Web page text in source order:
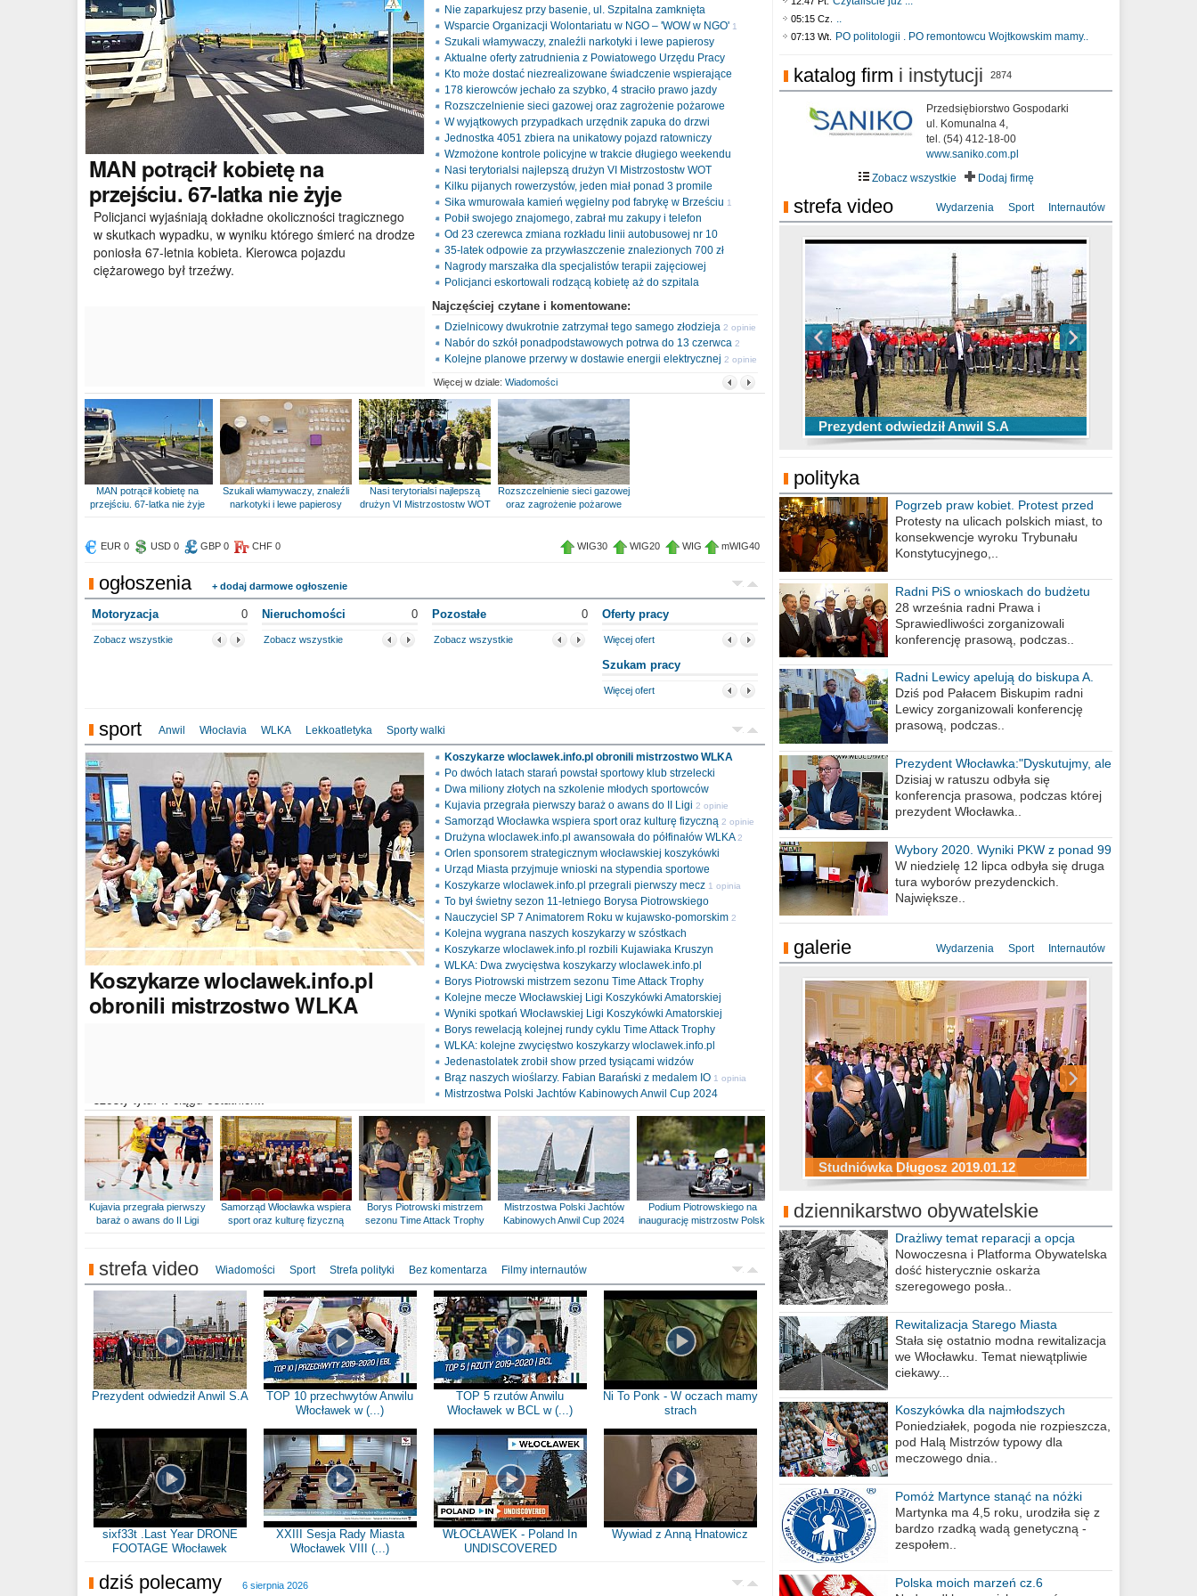
MAN potrącił kobietę na
przejściu. 67-latka nie żyje
Policjanci wyjaśniają dokładne okoliczności tragicznego
w skutkach wypadku, w wyniku którego śmierć na drodze
poniosła 67-letnia kobieta. Kierowca pojazdu
ciężarowego był trzeźwy.
Nie zaparkujesz przy basenie, ul. Szpitalna zamknięta
Wsparcie Organizacji Wolontariatu w NGO – 'WOW w NGO' 1
opinia
Szukali włamywaczy, znaleźli narkotyki i lewe papierosy
Aktualne oferty zatrudnienia z Powiatowego Urzędu Pracy
Kto może dostać niezrealizowane świadczenie wspierające
178 kierowców jechało za szybko, 4 straciło prawo jazdy
Rozszczelnienie sieci gazowej oraz zagrożenie pożarowe
W wyjątkowych przypadkach urzędnik zapuka do drzwi
Jednostka 4051 zbiera na unikatowy pojazd ratowniczy
Wzmożone kontrole policyjne w trakcie długiego weekendu
Nasi terytorialsi najlepszą drużyn VI Mistrzostostw WOT
Kilku pijanych rowerzystów, jeden miał ponad 3 promile
Sika wmurowała kamień węgielny pod fabrykę w Brześciu 1
opinia
Pobił swojego znajomego, zabrał mu zakupy i telefon
Od 23 czerewca zmiana rozkładu linii autobusowej nr 10
35-latek odpowie za przywłaszczenie znalezionych 700 zł
Nagrody marszałka dla specjalistów terapii zajęciowej
Policjanci eskortowali rodzącą kobietę aż do szpitala
Najczęściej czytane i komentowane:
Dzielnicowy dwukrotnie zatrzymał tego samego złodzieja 2 opinie
Nabór do szkół ponadpodstawowych potrwa do 13 czerwca 2
opinie
Kolejne planowe przerwy w dostawie energii elektrycznej 2 opinie
Więcej w dziale: Wiadomości
MAN potrącił kobietę na
przejściu. 67-latka nie żyje
Szukali włamywaczy, znaleźli
narkotyki i lewe papierosy
Nasi terytorialsi najlepszą
drużyn VI Mistrzostostw WOT
Rozszczelnienie sieci gazowej
oraz zagrożenie pożarowe
EUR 0 USD 0 GBP 0 CHF 0 WIG30 WIG20 WIG mWIG40
ogłoszenia + dodaj darmowe ogłoszenie
Motoryzacja 0
Zobacz wszystkie
Nieruchomości 0
Zobacz wszystkie
Pozostałe 0
Zobacz wszystkie
Oferty pracy
Więcej ofert
Szukam pracy
Więcej ofert
sport Anwil Włocłavia WLKA Lekkoatletyka Sporty walki
Koszykarzewloclawek.info.pl
obronili mistrzostwo WLKA
Koszykarze wloclawek.info.pl obronili mistrzostwo WLKA
Po dwóch latach starań powstał sportowy klub strzelecki
Dwa miliony złotych na szkolenie młodych sportowców
Kujavia przegrała pierwszy baraż o awans do II Ligi 2 opinie
Samorząd Włocławka wspiera sport oraz kulturę fizyczną 2 opinie
Drużyna wloclawek.info.pl awansowała do półfinałów WLKA 2
opinie
Orlen sponsorem strategicznym włocławskiej koszykówki
Urząd Miasta przyjmuje wnioski na stypendia sportowe
Koszykarze wloclawek.info.pl przegrali pierwszy mecz 1 opinia
To był świetny sezon 11-letniego Borysa Piotrowskiego
Nauczyciel SP 7 Animatorem Roku w kujawsko-pomorskim 2
opinie
Kolejna wygrana naszych koszykarzy w szóstkach
Koszykarze wloclawek.info.pl rozbili Kujawiaka Kruszyn
WLKA: Dwa zwycięstwa koszykarzy wloclawek.info.pl
Borys Piotrowski mistrzem sezonu Time Attack Trophy
Kolejne mecze Włocławskiej Ligi Koszykówki Amatorskiej
Wyniki spotkań Włocławskiej Ligi Koszykówki Amatorskiej
Borys rewelacją kolejnej rundy cyklu Time Attack Trophy
WLKA: kolejne zwycięstwo koszykarzy wloclawek.info.pl
Jedenastolatek zrobił show przed tysiącami widzów
Brąz naszych wioślarzy. Fabian Barański z medalem IO 1 opinia
Mistrzostwa Polski Jachtów Kabinowych Anwil Cup 2024
Kujavia przegrała pierwszy
baraż o awans do II Ligi
Samorząd Włocławka wspiera
sport oraz kulturę fizyczną
Borys Piotrowski mistrzem
sezonu Time Attack Trophy
Mistrzostwa Polski Jachtów
Kabinowych Anwil Cup 2024
Podium Piotrowskiego na
inaugurację mistrzostw Polski
strefa video Wiadomości Sport Strefa polityki Bez komentarza Filmy internautów
Prezydent odwiedził Anwil S.A
TOP 10 przechwytów Anwilu
Włocławek w (...)
TOP 5 rzutów Anwilu
Włocławek w BCL w (...)
Ni To Ponk - W oczach mamy
strach
sixf33t .Last Year DRONE
FOOTAGE Włocławek
XXIII Sesja Rady Miasta
Włocławek VIII (...)
WŁOCŁAWEK - Poland In
UNDISCOVERED
Wywiad z Anną Hnatowicz
dziś polecamy 6 sierpnia 2026
05:15 Cz. ..
07:13 Wt. PO politologii . PO remontowcu Wojtkowskim mamy..
katalog firm i instytucji 2874
Przedsiębiorstwo Gospodarki
ul. Komunalna 4,
tel. (54) 412-18-00
www.saniko.com.pl
Zobacz wszystkie
Dodaj firmę
strefa video Wydarzenia Sport Internautów
Prezydent odwiedził Anwil S.A
TOP 10 przechwytów Anwilu Włocławek
w EBL w sezonie 2019/2020
TOP 5 rzutów Anwilu Włocławek w BCL
w sezonie 2019/2020
Ni To Ponk - W oczach mamy strach
sixf33t .Last Year DRONE FOOTAGE
Włocławek
XXIII Sesja Rady Miasta Włocławek VIII
kadencji w dniu 09.06.2020 r.
polityka
Pogrzeb praw kobiet. Protest przed
biurem poselskim PiS
Protesty na ulicach polskich miast, to
konsekwencje wyroku Trybunału
Konstytucyjnego,..
Radni PiS o wnioskach do budżetu
miasta na 2021 rok
28 września radni Prawa i
Sprawiedliwości zorganizowali
konferencję prasową, podczas..
Radni Lewicy apelują do biskupa A.
Wiesława Meringa
Dziś pod Pałacem Biskupim radni
Lewicy zorganizowali konferencję
prasową, podczas..
Prezydent Włocławka:"Dyskutujmy, ale
nie obrażajmy się”
Dzisiaj w ratuszu odbyła się
konferencja prasowa, podczas której
prezydent Włocławka..
Wybory 2020. Wyniki PKW z ponad 99
procent obwodów
W niedzielę 12 lipca odbyła się druga
tura wyborów prezydenckich.
Największe..
galerie Wydarzenia Sport Internautów
Studniówka Długosz 2019.01.12
ZS Budowlanych 2019.01.12
Studniówka LZK 2019.01.11
Studniówka Kopernik 2019.01.11
Studniówka LMK 2019.01.05
Studniówka ZS Ekonomicznych
2019.01.05
dziennikarstwo obywatelskie
Drażliwy temat reparacji a opcja
berlińska
Nowoczesna i Platforma Obywatelska
dość histerycznie oskarża
szeregowego posła..
Rewitalizacja Starego Miasta
Stała się ostatnio modna rewitalizacja
we Włocławku. Temat niewątpliwie
ciekawy...
Koszykówka dla najmłodszych
Poniedziałek, pogoda nie rozpieszcza,
pod Halą Mistrzów typowy dla
meczowego dnia..
Pomóż Martynce stanąć na nóżki
Martynka ma 4,5 roku, urodziła się z
bardzo rzadką wadą genetyczną -
zespołem..
Polska moich marzeń cz.6